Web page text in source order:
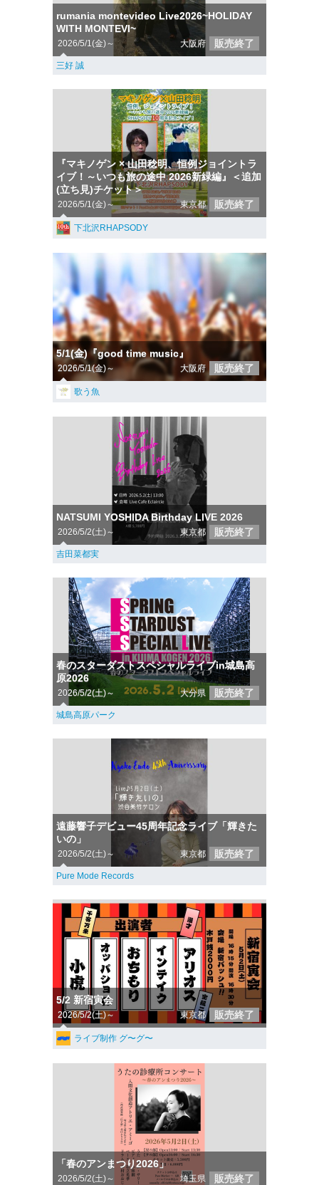
rumania montevideo Live2026~HOLIDAY
WITH MONTEVI~
2026/5/1(金)～ 大阪府 販売終了
三好 誠
『マキノゲン × 山田稔明、恒例ジョイントラ
イブ！～いつも旅の途中 2026新緑編』＜追加
(立ち見)チケット＞
2026/5/1(金)～ 東京都 販売終了
下北沢RHAPSODY
5/1(金)『good time music』
2026/5/1(金)～ 大阪府 販売終了
歌う魚
NATSUMI YOSHIDA Birthday LIVE 2026
2026/5/2(土)～ 東京都 販売終了
吉田菜都実
春のスターダストスペシャルライブin城島高
原2026
2026/5/2(土)～ 大分県 販売終了
城島高原パーク
遠藤響子デビュー45周年記念ライブ「輝きた
いの」
2026/5/2(土)～ 東京都 販売終了
Pure Mode Records
5/2 新宿寅会
2026/5/2(土)～ 東京都 販売終了
ライブ制作 グ〜グ〜
「春のアンまつり2026」
2026/5/2(土)～ 埼玉県 販売終了